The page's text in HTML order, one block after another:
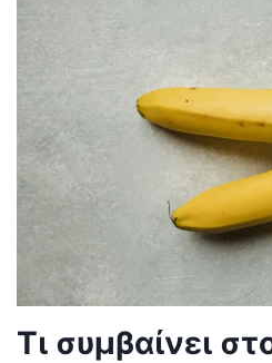
Τι συμβαίνει